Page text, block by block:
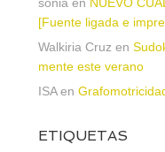
soniaen NUEVO
[Fuente ligada e
Walkiria Cruzen
mente este verano
ISAen
ETIQUETAS